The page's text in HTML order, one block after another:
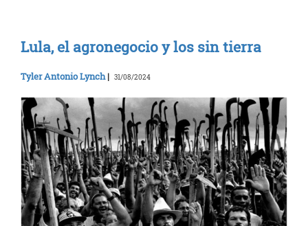
Lula, el agronegocio y los sin tierra
Tyler Antonio Lynch| 31/08/2024